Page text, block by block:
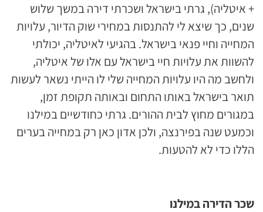
+ איטליה), גרתי בישראל ושכרתי דירה במשך שלוש
שנים, כך שיצא לי להתנסות במחירי שוק הדיור, עלויות
המחייה וחיי פנאי בישראל. בהגיעי לאיטליה, יכולתי
להשוות את עלויות חיי בישראל עם אלו של איטליה,
ולחשב מה היו עלויות המחייה שלי לו הייתי נשאר לעשות
תואר בישראל באותו התחום ובאותה תקופת זמן,
במגורים מחוץ לבית ההורים. גרתי כחודשיים במילנו
וכמעט שנה בפירנצה, ולכן אדון כאן רק במחייה בערים
הללו כדי לא להטעות.
שכר הדירה במילנו